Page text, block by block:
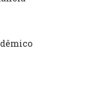
do Oeste do
por 05 Campi,
de Cascavel, Foz do
Cândido Rondon
e do Hospital